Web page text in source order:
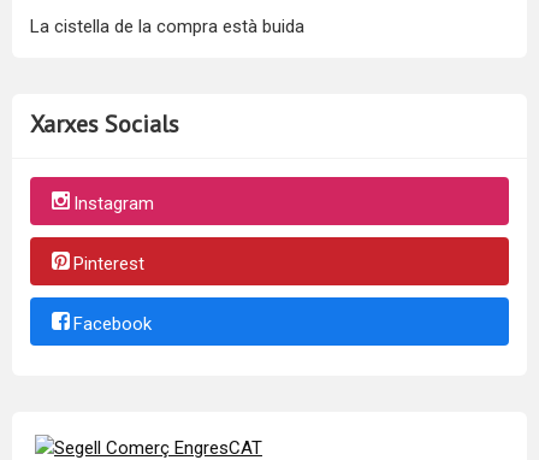
La cistella de la compra està buida
Xarxes Socials
Instagram
Pinterest
Facebook